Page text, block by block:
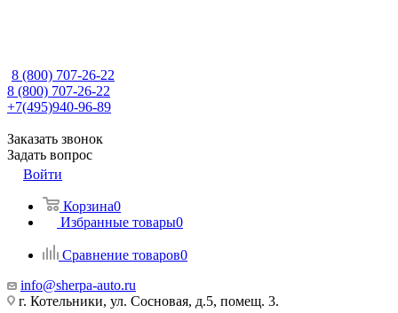
8 (800) 707-26-22
8 (800) 707-26-22
+7(495)940-96-89
Заказать звонок
Задать вопрос
Войти
Корзина0
Избранные товары0
Сравнение товаров0
info@sherpa-auto.ru
г. Котельники, ул. Сосновая, д.5, помещ. 3.